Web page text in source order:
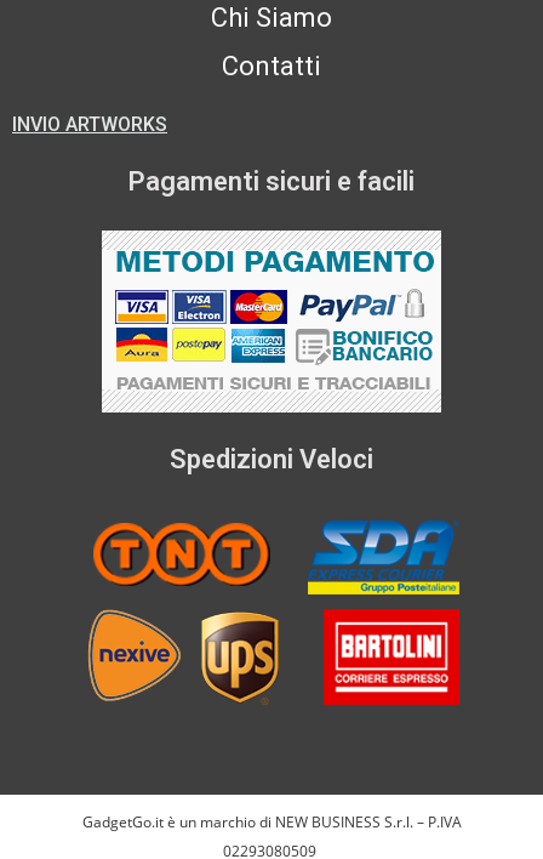
Chi Siamo
Contatti
INVIO ARTWORKS
Pagamenti sicuri e facili
Spedizioni Veloci
GadgetGo.it è un marchio di NEW BUSINESS S.r.l. – P.IVA
02293080509